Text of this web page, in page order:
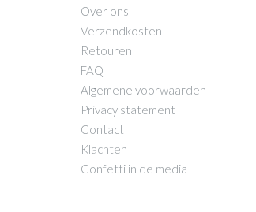
Over ons
Verzendkosten
Retouren
FAQ
Algemene voorwaarden
Privacy statement
Contact
Klachten
Confetti in de media